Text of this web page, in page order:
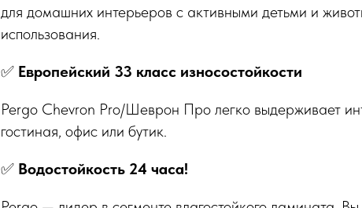
для домашних интерьеров с активными детьми и
использования.
✅ Европейский 33 класс износостойкости
Pergo Chevron Pro/Шеврон Про легко выдерживает
гостиная, офис или бутик.
✅ Водостойкость 24 часа!